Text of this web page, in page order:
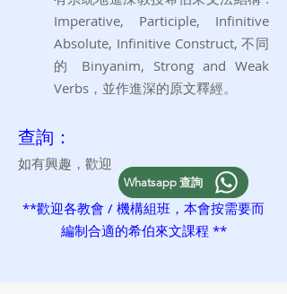
Imperative, Participle, Infinitive
Absolute, Infinitive Construct, 不同
的 Binyanim, Strong and Weak
Verbs，並作進深的原文釋經。
查詢：
如有興趣，歡迎
**歡迎各教會 / 機構組班，本會按需要而
編制合適的希伯來文課程 **
Whatsapp 查詢